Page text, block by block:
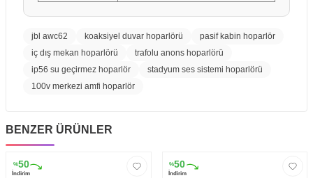
jbl awc62 koaksiyel duvar hoparlörü
pasif kabin hoparlör
iç dış mekan hoparlörü
trafolu anons hoparlörü
ip56 su geçirmez hoparlör
stadyum ses sistemi hoparlörü
100v merkezi amfi hoparlör
BENZER ÜRÜNLER
%50
İndirim
%50
İndirim